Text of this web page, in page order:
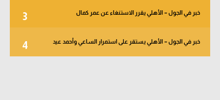
3 خبر في الجول – الأهلي يقرر الاستنغاء عن عمر كمال
4 خبر في الجول – الأهلي يستقر على استمرار الساعي وأحمد عيد